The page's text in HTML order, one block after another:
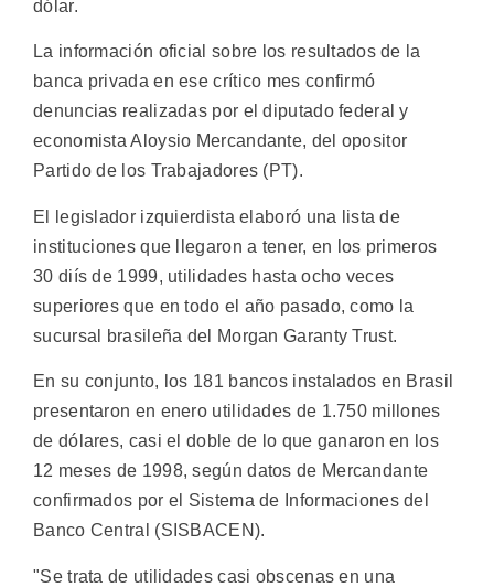
dólar.
La información oficial sobre los resultados de la
banca privada en ese crítico mes confirmó
denuncias realizadas por el diputado federal y
economista Aloysio Mercandante, del opositor
Partido de los Trabajadores (PT).
El legislador izquierdista elaboró una lista de
instituciones que llegaron a tener, en los primeros
30 diís de 1999, utilidades hasta ocho veces
superiores que en todo el año pasado, como la
sucursal brasileña del Morgan Garanty Trust.
En su conjunto, los 181 bancos instalados en Brasil
presentaron en enero utilidades de 1.750 millones
de dólares, casi el doble de lo que ganaron en los
12 meses de 1998, según datos de Mercandante
confirmados por el Sistema de Informaciones del
Banco Central (SISBACEN).
"Se trata de utilidades casi obscenas en una